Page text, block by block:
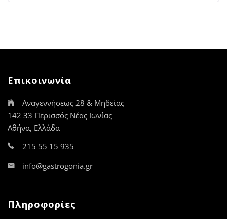
Επικοινωνία
Αναγεννήσεως 28 & Μηδείας
142 33 Περισσός Νέας Ιωνίας
Αθήνα, Ελλάδα
215 55 15 935
info@gastrogonia.gr
Πληροφορίες